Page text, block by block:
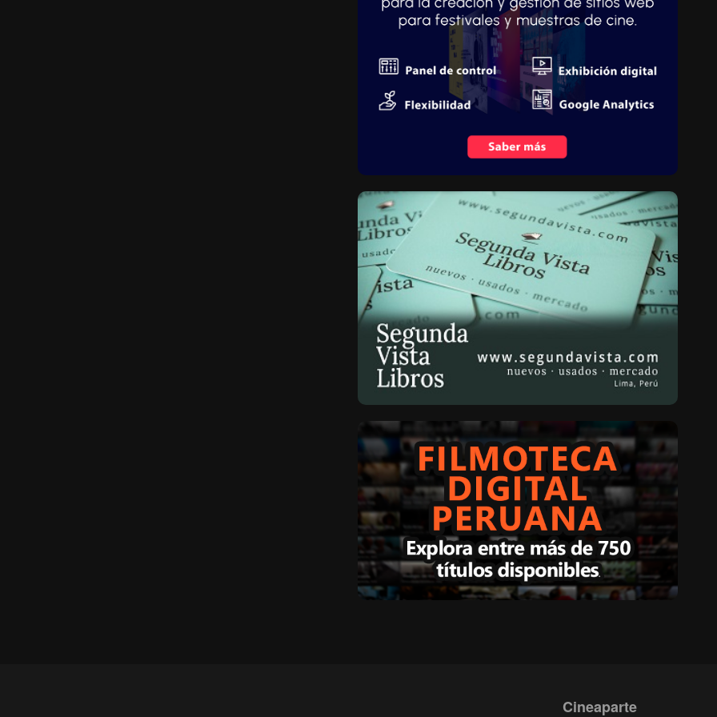
Cineaparte